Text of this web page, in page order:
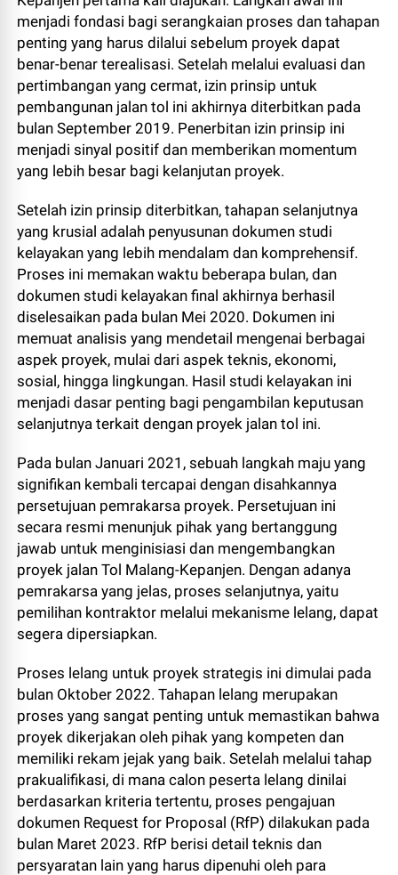
menjadi fondasi bagi serangkaian proses dan tahapan
penting yang harus dilalui sebelum proyek dapat
benar-benar terealisasi. Setelah melalui evaluasi dan
pertimbangan yang cermat, izin prinsip untuk
pembangunan jalan tol ini akhirnya diterbitkan pada
bulan September 2019. Penerbitan izin prinsip ini
menjadi sinyal positif dan memberikan momentum
yang lebih besar bagi kelanjutan proyek.
Setelah izin prinsip diterbitkan, tahapan selanjutnya
yang krusial adalah penyusunan dokumen studi
kelayakan yang lebih mendalam dan komprehensif.
Proses ini memakan waktu beberapa bulan, dan
dokumen studi kelayakan final akhirnya berhasil
diselesaikan pada bulan Mei 2020. Dokumen ini
memuat analisis yang mendetail mengenai berbagai
aspek proyek, mulai dari aspek teknis, ekonomi,
sosial, hingga lingkungan. Hasil studi kelayakan ini
menjadi dasar penting bagi pengambilan keputusan
selanjutnya terkait dengan proyek jalan tol ini.
Pada bulan Januari 2021, sebuah langkah maju yang
signifikan kembali tercapai dengan disahkannya
persetujuan pemrakarsa proyek. Persetujuan ini
secara resmi menunjuk pihak yang bertanggung
jawab untuk menginisiasi dan mengembangkan
proyek jalan Tol Malang-Kepanjen. Dengan adanya
pemrakarsa yang jelas, proses selanjutnya, yaitu
pemilihan kontraktor melalui mekanisme lelang, dapat
segera dipersiapkan.
Proses lelang untuk proyek strategis ini dimulai pada
bulan Oktober 2022. Tahapan lelang merupakan
proses yang sangat penting untuk memastikan bahwa
proyek dikerjakan oleh pihak yang kompeten dan
memiliki rekam jejak yang baik. Setelah melalui tahap
prakualifikasi, di mana calon peserta lelang dinilai
berdasarkan kriteria tertentu, proses pengajuan
dokumen Request for Proposal (RfP) dilakukan pada
bulan Maret 2023. RfP berisi detail teknis dan
persyaratan lain yang harus dipenuhi oleh para